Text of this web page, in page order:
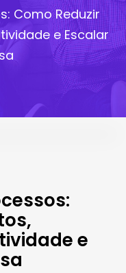
Como Reduzir
e Escalar
e